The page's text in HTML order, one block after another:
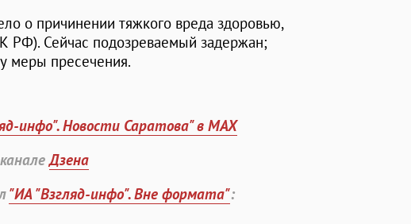
о причинении тяжкого вреда здоровью,
РФ). Сейчас подозреваемый задержан;
меры пресечения.
инфо". Новости Саратова" в MAX
Дзена
"ИА "Взгляд-инфо". Вне формата":